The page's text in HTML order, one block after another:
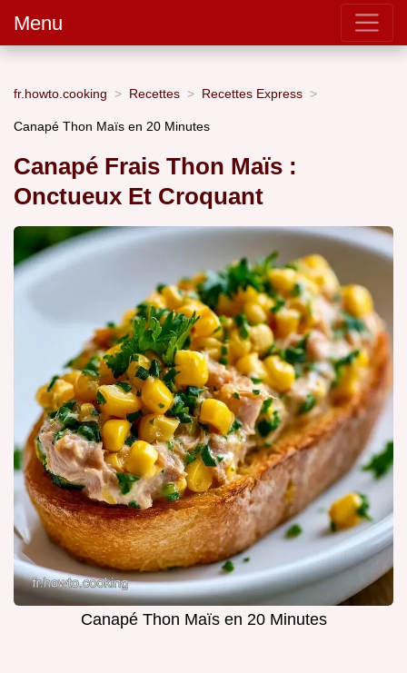
Menu
fr.howto.cooking Recettes Recettes Express
Canapé Thon Maïs en 20 Minutes
Canapé Frais Thon Maïs :
Onctueux Et Croquant
Canapé Thon Maïs en 20 Minutes